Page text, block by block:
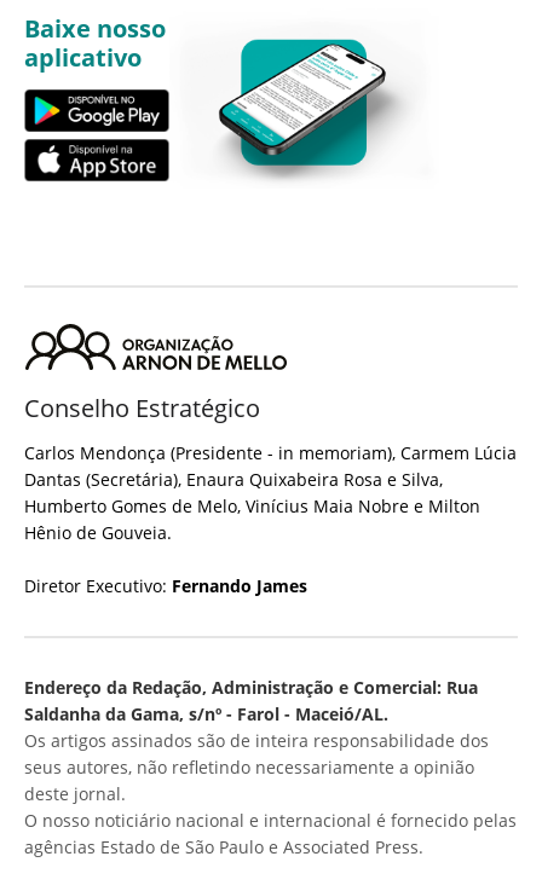
Baixe nosso
aplicativo
Conselho Estratégico
Carlos Mendonça (Presidente - in memoriam), Carmem Lúcia
Dantas (Secretária), Enaura Quixabeira Rosa e Silva,
Humberto Gomes de Melo, Vinícius Maia Nobre e Milton
Hênio de Gouveia.
Diretor Executivo: Fernando James
Endereço da Redação, Administração e Comercial: Rua
Saldanha da Gama, s/nº - Farol - Maceió/AL.
Os artigos assinados são de inteira responsabilidade dos
seus autores, não refletindo necessariamente a opinião
deste jornal.
O nosso noticiário nacional e internacional é fornecido pelas
agências Estado de São Paulo e Associated Press.